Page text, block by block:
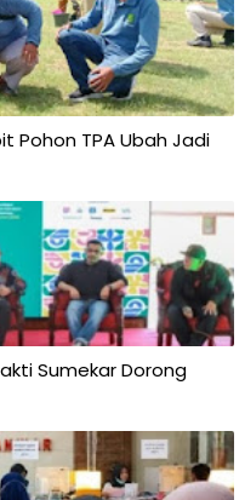
Pohon TPA Ubah Jadi
Sumekar Dorong